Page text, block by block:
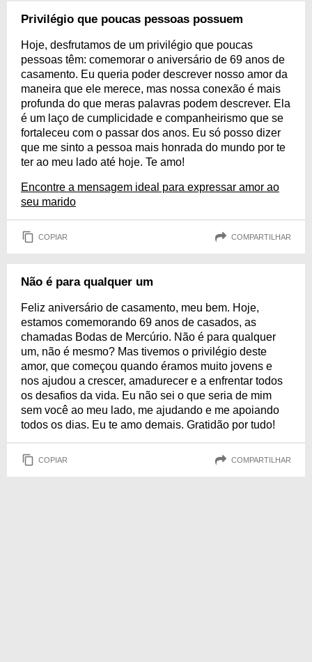
Privilégio que poucas pessoas possuem
Hoje, desfrutamos de um privilégio que poucas
pessoas têm: comemorar o aniversário de 69 anos de
casamento. Eu queria poder descrever nosso amor da
maneira que ele merece, mas nossa conexão é mais
profunda do que meras palavras podem descrever. Ela
é um laço de cumplicidade e companheirismo que se
fortaleceu com o passar dos anos. Eu só posso dizer
que me sinto a pessoa mais honrada do mundo por te
ter ao meu lado até hoje. Te amo!
Encontre a mensagem ideal para expressar amor ao
seu marido
COPIAR COMPARTILHAR
Não é para qualquer um
Feliz aniversário de casamento, meu bem. Hoje,
estamos comemorando 69 anos de casados, as
chamadas Bodas de Mercúrio. Não é para qualquer
um, não é mesmo? Mas tivemos o privilégio deste
amor, que começou quando éramos muito jovens e
nos ajudou a crescer, amadurecer e a enfrentar todos
os desafios da vida. Eu não sei o que seria de mim
sem você ao meu lado, me ajudando e me apoiando
todos os dias. Eu te amo demais. Gratidão por tudo!
COPIAR COMPARTILHAR